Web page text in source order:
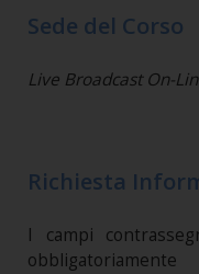
Sede del Corso
Live Broadcast On-
Richiesta
I campi
obbligatoriamente